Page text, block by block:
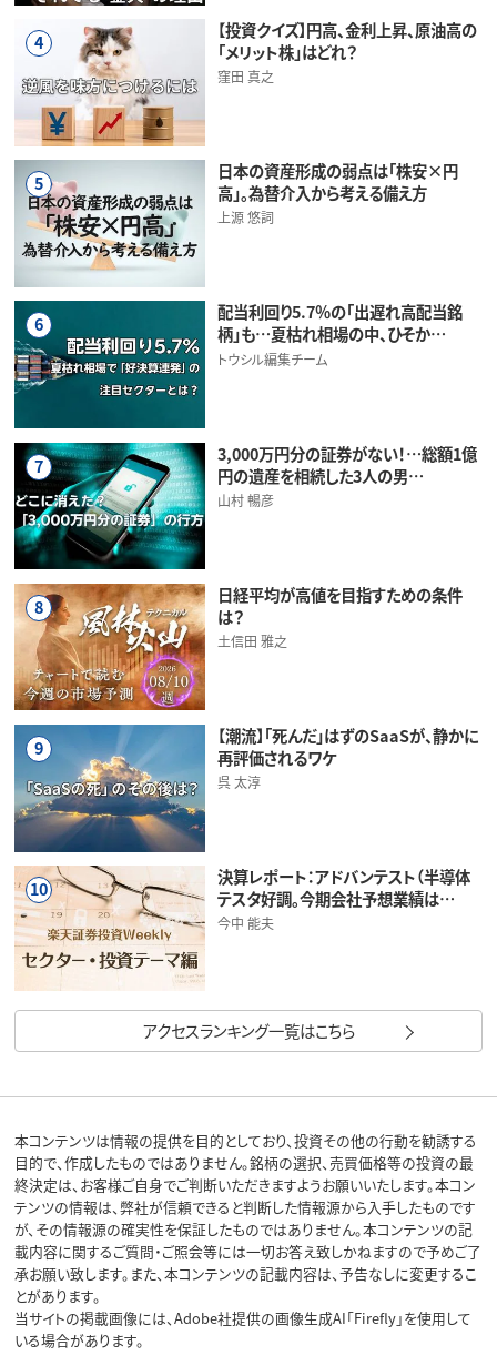
4
【投資クイズ】円高、金利上昇、原油高の
「メリット株」はどれ？
窪田 真之
5
日本の資産形成の弱点は「株安×円
高」。為替介入から考える備え方
上源 悠詞
6
配当利回り5.7％の「出遅れ高配当銘
柄」も…夏枯れ相場の中、ひそか…
トウシル編集チーム
7
3,000万円分の証券がない！…総額1億
円の遺産を相続した3人の男…
山村 暢彦
8
日経平均が高値を目指すための条件
は？
土信田 雅之
9
【潮流】「死んだ」はずのSaaSが、静かに
再評価されるワケ
呉 太淳
10
決算レポート：アドバンテスト（半導体
テスタ好調。今期会社予想業績は…
今中 能夫
アクセスランキング一覧はこちら
本コンテンツは情報の提供を目的としており、投資その他の行動を勧誘する
目的で、作成したものではありません。銘柄の選択、売買価格等の投資の最
終決定は、お客様ご自身でご判断いただきますようお願いいたします。本コン
テンツの情報は、弊社が信頼できると判断した情報源から入手したものです
が、その情報源の確実性を保証したものではありません。本コンテンツの記
載内容に関するご質問・ご照会等には一切お答え致しかねますので予めご了
承お願い致します。また、本コンテンツの記載内容は、予告なしに変更するこ
とがあります。
当サイトの掲載画像には、Adobe社提供の画像生成AI「Firefly」を使用して
いる場合があります。